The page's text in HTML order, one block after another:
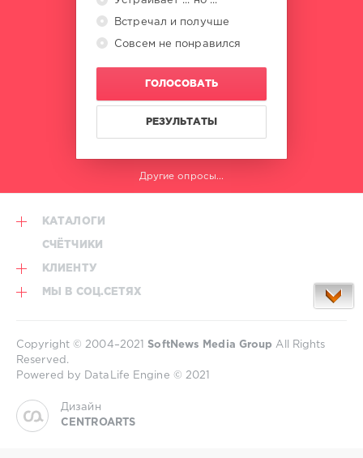
Встречал и получше
Совсем не понравился
ГОЛОСОВАТЬ
РЕЗУЛЬТАТЫ
Другие опросы...
КАТАЛОГИ
СЧЁТЧИКИ
КЛИЕНТУ
МЫ В СОЦ.СЕТЯХ
Copyright © 2004–2021SoftNews Media Group All Rights
Reserved.
Powered by DataLife Engine © 2021
Дизайн
CENTROARTS